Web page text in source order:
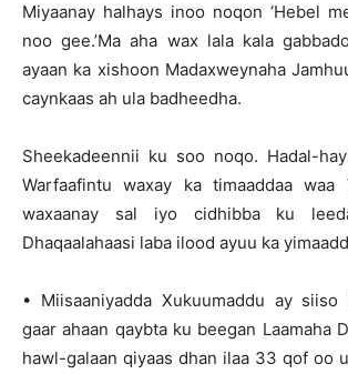
Miyaanay halhays inoo noqon ‘Hebel
noo gee.’Ma aha wax lala kala
ayaan ka xishoon Madaxweynaha
caynkaas ah ula badheedha.
Sheekadeennii ku soo noqo. Hadal-
Warfaafintu waxay ka timaaddaa waa
waxaanay sal iyo cidhibba ku
Dhaqaalahaasi laba ilood ayuu ka
• Miisaaniyadda Xukuumaddu ay siiso
gaar ahaan qaybta ku beegan Laamaha
hawl-galaan qiyaas dhan ilaa 33 qof oo